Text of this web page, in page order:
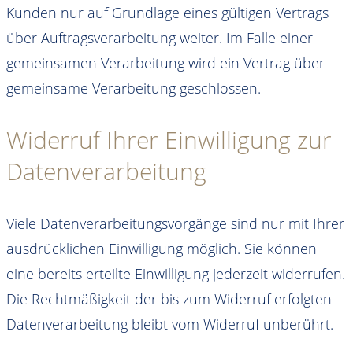
Kunden nur auf Grundlage eines gültigen Vertrags
über Auftragsverarbeitung weiter. Im Falle einer
gemeinsamen Verarbeitung wird ein Vertrag über
gemeinsame Verarbeitung geschlossen.
Widerruf Ihrer Einwilligung zur
Datenverarbeitung
Viele Datenverarbeitungsvorgänge sind nur mit Ihrer
ausdrücklichen Einwilligung möglich. Sie können
eine bereits erteilte Einwilligung jederzeit widerrufen.
Die Rechtmäßigkeit der bis zum Widerruf erfolgten
Datenverarbeitung bleibt vom Widerruf unberührt.